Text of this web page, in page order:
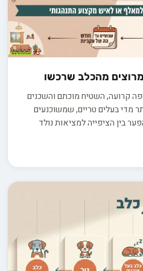
מהכלב שרכשו
קרועה, השטיח מוכתם והשכנים
מדי בעלים טריים, שמשוכנעים
בין הציפייה למציאות נולד
תוצאה של החלטות נכונות